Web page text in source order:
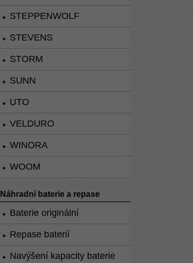
► STEPPENWOLF
► STEVENS
► STORM
► SUNN
► UTO
► VELDURO
► WINORA
► WOOM
Náhradní baterie a repase
► Baterie originální
► Repase baterií
► Navýšení kapacity baterie